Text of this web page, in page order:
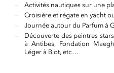
Activités nautiques sur une
Croisière et régate en yacht
Journée autour du Parfum à
Découverte des peintres
à Antibes, Fondation
Léger à Biot, etc…